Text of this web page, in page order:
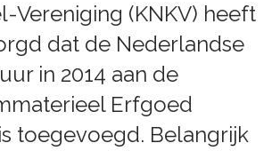
Vereniging (KNKV) heeft
dat de Nederlandse
in 2014 aan de
Erfgoed
toegevoegd. Belangrijk